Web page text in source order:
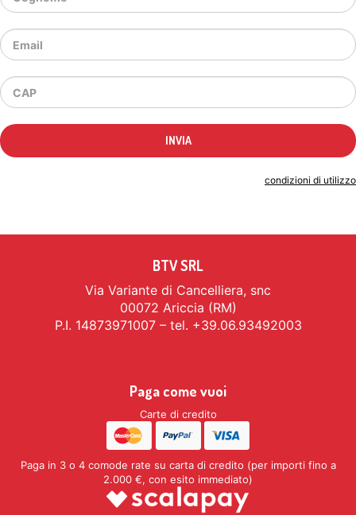
condizioni di utilizzo
BTV SRL
Via Variante di Cancelliera, snc
00072 Ariccia (RM)
P.I. 14873971007 – tel. +39.06.93492003
Paga come vuoi
Carte di credito
Paga in 3 o 4 comode rate su carta di credito (per importi fino a
2.000 €, con esito immediato)